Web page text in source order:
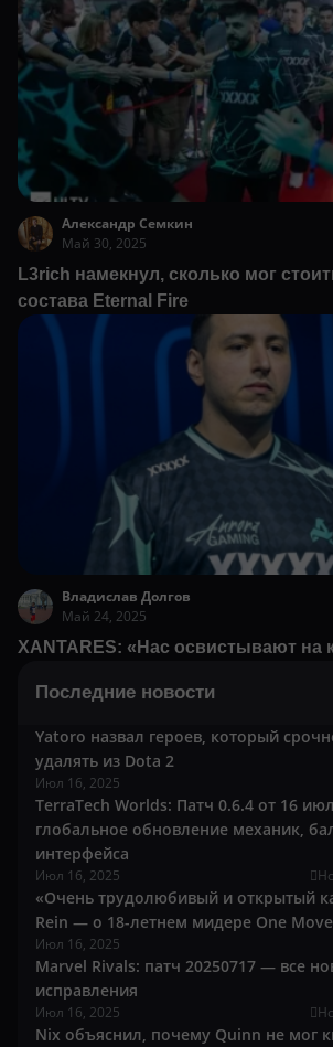
Александр Семкин
Май 30, 2025
L3rich намекнул, сколько мог
состава Eternal Fire
Владислав Долгов
Май 24, 2025
XANTARES: «Нас освистывают на
Последние новости
Yatoro назвал героев, который
удалять из Dota 2
Июл 16, 2025
TerraTech Worlds: Патч 0.6.4 от 16
глобальное обновление механик,
интерфейса
Июл 16, 2025
«Очень трудолюбивый и открытый
Rein — о 18-летнем мидере One Move
Июл 16, 2025
Marvel Rivals: патч 20250717 — все
исправления
Июл 16, 2025
Nix объяснил, почему Quinn не мог